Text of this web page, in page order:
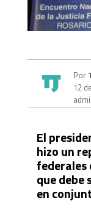
Por
12
El
hizo un
federales
que debe
en